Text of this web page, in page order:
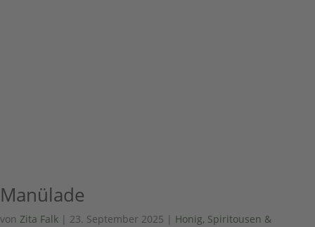
Manülade
von Zita Falk | 23. September 2025 | Honig, Spiritousen &